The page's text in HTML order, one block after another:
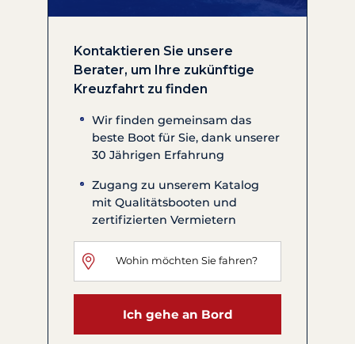
Kontaktieren Sie unsere
Berater, um Ihre zukünftige
Kreuzfahrt zu finden
Wir finden gemeinsam das
beste Boot für Sie, dank unserer
30 Jährigen Erfahrung
Zugang zu unserem Katalog
mit Qualitätsbooten und
zertifizierten Vermietern
Ich gehe an Bord